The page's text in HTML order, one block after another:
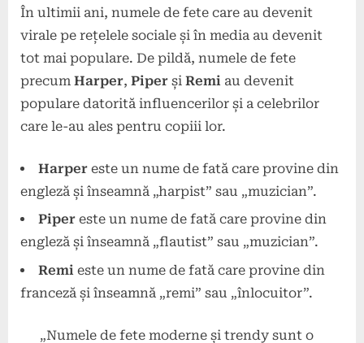
În ultimii ani, numele de fete care au devenit
virale pe rețelele sociale și în media au devenit
tot mai populare. De pildă, numele de fete
precum Harper, Piper și Remi au devenit
populare datorită influencerilor și a celebrilor
care le-au ales pentru copiii lor.
Harper este un nume de fată care provine din
engleză și înseamnă „harpist” sau „muzician”.
Piper este un nume de fată care provine din
engleză și înseamnă „flautist” sau „muzician”.
Remi este un nume de fată care provine din
franceză și înseamnă „remi” sau „înlocuitor”.
„Numele de fete moderne și trendy sunt o